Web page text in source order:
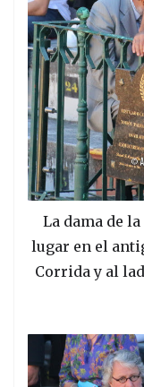
La dama de
lugar en el
Corrida y al